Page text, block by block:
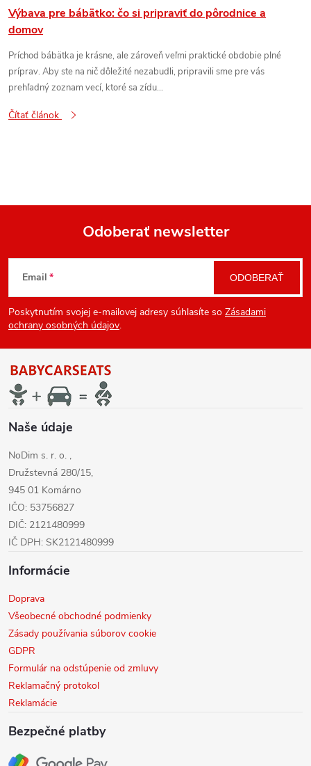
Výbava pre bábätko: čo si pripraviť do pôrodnice a
domov
Príchod bábätka je krásne, ale zároveň veľmi praktické obdobie plné
príprav. Aby ste na nič dôležité nezabudli, pripravili sme pre vás
prehľadný zoznam vecí, ktoré sa zídu...
Čítať článok
Z
á
p
ä
e
Odoberať newsletter
Email
Poskytnutím svojej e-mailovej adresy súhlasíte so Zásadami
ochrany osobných údajov.
ODOBERAŤ
Naše údaje
NoDim s. r. o. ,
Družstevná 280/15,
945 01 Komárno
IČO: 53756827
DIČ: 2121480999
IČ DPH: SK2121480999
Informácie
Doprava
Všeobecné obchodné podmienky
Zásady používania súborov cookie
GDPR
Formulár na odstúpenie od zmluvy
Reklamačný protokol
Reklamácie
Bezpečné platby